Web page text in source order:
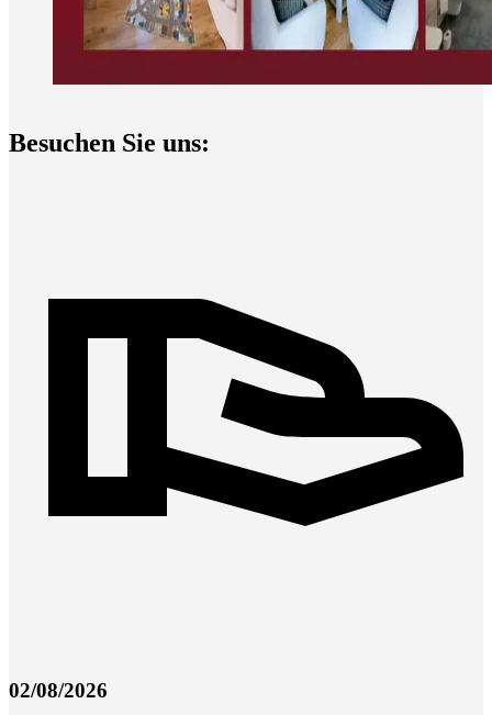
Besuchen Sie uns:
02/08/2026